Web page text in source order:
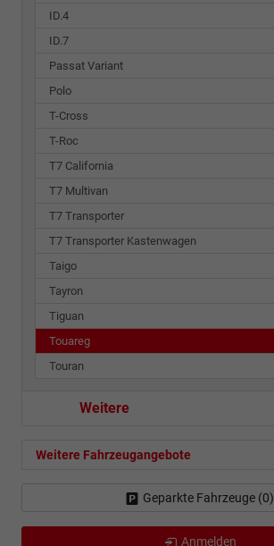
ID.4
ID.7
Passat Variant
Polo
T-Cross
T-Roc
T7 California
T7 Multivan
T7 Transporter
T7 Transporter Kastenwagen
Taigo
Tayron
Tiguan
Touareg
Touran
Weitere
Weitere Fahrzeugangebote
Geparkte Fahrzeuge (0)
Anmelden